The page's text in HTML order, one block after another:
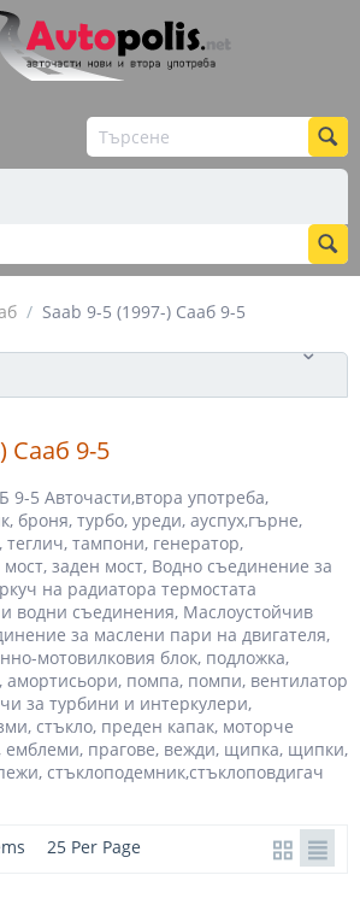
/ Saab 9-5 (1997-) Сааб 9-5
Сааб 9-5
9-5 Авточасти,втора употреба,
броня, турбо, уреди, ауспух,гърне,
тампони, генератор,
заден мост, Водно съединение за
на радиатора термостата
водни съединения, Маслоустойчив
за маслени пари на двигателя,
мотовилковия блок, подложка,
помпа, помпи, вентилатор
за турбини и интеркулери,
стъкло, преден капак, моторче
емблеми, прагове, вежди, щипка, щипки,
стъклоподемник,стъклоповдигач
25 Per Page